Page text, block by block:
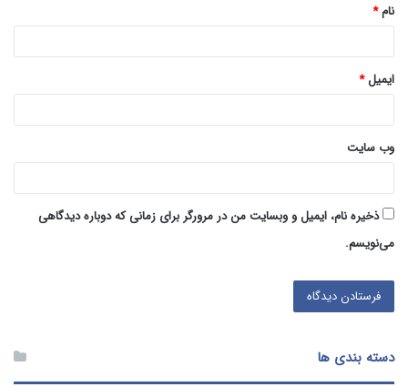
نام*
ایمیل*
وب‌ سایت
ذخیره نام، ایمیل و وبسایت من در مرورگر برای زمانی که دوباره دیدگاهی
می‌نویسم.
دسته بندی ها